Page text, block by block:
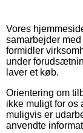
Vores
samarbejder
formidler
under
laver et køb.
Orientering om
ikke muligt for os
muligvis er
anvendte